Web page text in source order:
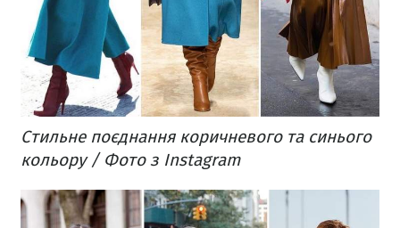
Стильне поєднання коричневого та синього
кольору / Фото з Instagram